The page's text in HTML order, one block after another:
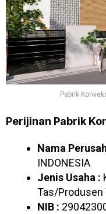
Pabrik
Perijinan Pabrik
Nama
INDONESIA
Jenis Usaha :
Tas/Produsen
NIB :